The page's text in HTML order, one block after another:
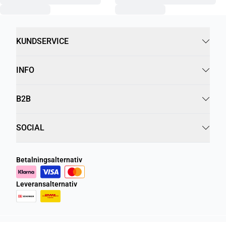
KUNDSERVICE
INFO
B2B
SOCIAL
Betalningsalternativ
Leveransalternativ